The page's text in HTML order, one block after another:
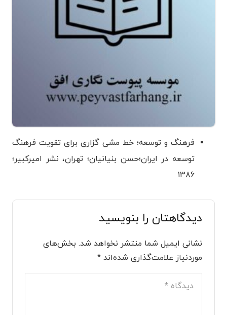
فرهنگ و توسعه؛ خط مشی گزاری برای تقویت فرهنگ
توسعه در ایران؛حسن بنیانیان؛ تهران، نشر امیرکبیر؛
1386
دیدگاهتان را بنویسید
نشانی ایمیل شما منتشر نخواهد شد. بخش‌های
موردنیاز علامت‌گذاری شده‌اند *